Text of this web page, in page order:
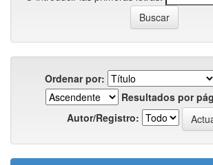
Ordenar por:
Resultados por
Autor/Registro: